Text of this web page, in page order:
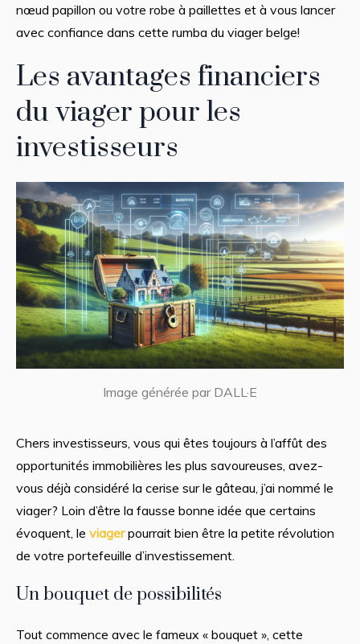
nœud papillon ou votre robe à paillettes et à vous lancer
avec confiance dans cette rumba du viager belge!
Les avantages financiers
du viager pour les
investisseurs
Image générée par DALL·E
Chers investisseurs, vous qui êtes toujours à l’affût des
opportunités immobilières les plus savoureuses, avez-
vous déjà considéré la cerise sur le gâteau, j’ai nommé le
viager? Loin d’être la fausse bonne idée que certains
évoquent, le viagerpourrait bien être la petite révolution
de votre portefeuille d’investissement.
Un bouquet de possibilités
Tout commence avec le fameux « bouquet », cette